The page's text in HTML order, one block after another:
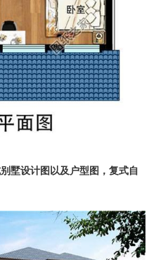
别墅设计图以及户型图， 复式自